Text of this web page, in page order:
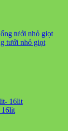
tưới nhỏ giọt
16lit